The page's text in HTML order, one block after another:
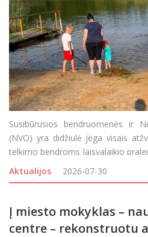
Susibūrusios bendruomenės ir
(NVO) yra didžiulė jėga visais
telkimo bendroms laisvalaikio
aplinkos gražinimo ar gerbūvio
Visgi, bendruomeniškumui
Aktualijos 2026-07-30
Į miesto mokyklas –
centre – rekonstruotu